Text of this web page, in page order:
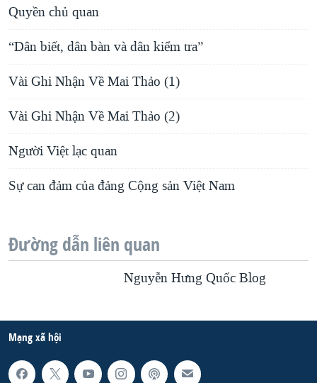
Quyền chủ quan
“Dân biết, dân bàn và dân kiểm tra”
Vài Ghi Nhận Về Mai Thảo (1)
Vài Ghi Nhận Về Mai Thảo (2)
Người Việt lạc quan
Sự can đảm của đảng Cộng sản Việt Nam
Đường dẫn liên quan
Nguyễn Hưng Quốc Blog
Mạng xã hội